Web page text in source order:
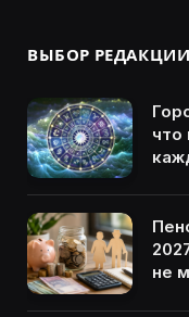
ВЫБОР РЕДАКЦИИ
что
не